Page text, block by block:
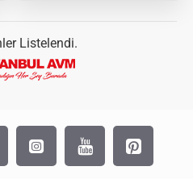
Listelendi.